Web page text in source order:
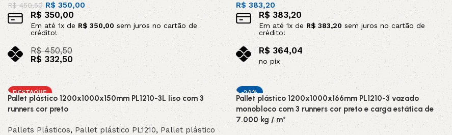
R$450,50 R$ 350,00
R$350,00
Em até 1x de R$ 350,00 sem juros no cartão de
crédito!
R$450,50
R$332,50
no pix
Adicionar ao carrinho
R$ 383,20
R$383,20
Em até 1x de R$383,20 sem juros no cartão de
crédito!
R$ 364,04
no pix
Adicionar ao carrinho
DESTAQUE
Pallet plástico 1200x1000x150mm PL1210-3L liso com 3
runners cor preto
Pallets Plásticos,Pallet plástico PL1210,Pallet plástico
-24%
Pallet plástico 1200x1000x166mm PL1210-3 vazado
monobloco com 3 runners cor preto e carga estática de
7.000 kg / m²